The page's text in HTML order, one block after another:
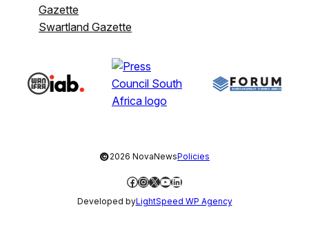
Gazette
Swartland Gazette
©2026 NovaNewsPolicies
Facebook
Instagram
X YouTube
LinkedIn
Developed byLightSpeed WP Agency